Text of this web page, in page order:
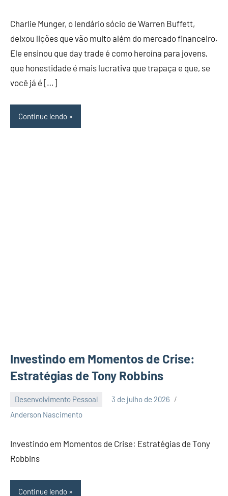
Charlie Munger, o lendário sócio de Warren Buffett,
deixou lições que vão muito além do mercado financeiro.
Ele ensinou que day trade é como heroína para jovens,
que honestidade é mais lucrativa que trapaça e que, se
você já é […]
Continue lendo
Investindo em Momentos de Crise:
Estratégias de Tony Robbins
Desenvolvimento Pessoal
3 de julho de 2026
Anderson Nascimento
Nenhum
Investindo em Momentos de Crise: Estratégias de Tony
Robbins
Continue lendo